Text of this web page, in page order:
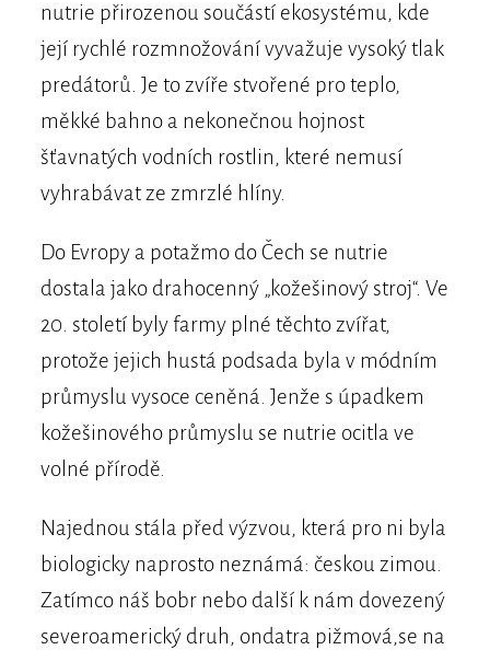
nutrie přirozenou součástí ekosystému, kde
její rychlé rozmnožování vyvažuje vysoký tlak
predátorů. Je to zvíře stvořené pro teplo,
měkké bahno a nekonečnou hojnost
šťavnatých vodních rostlin, které nemusí
vyhrabávat ze zmrzlé hlíny.
Do Evropy a potažmo do Čech se nutrie
dostala jako drahocenný „kožešinový stroj“. Ve
20. století byly farmy plné těchto zvířat,
protože jejich hustá podsada byla v módním
průmyslu vysoce ceněná. Jenže s úpadkem
kožešinového průmyslu se nutrie ocitla ve
volné přírodě.
Najednou stála před výzvou, která pro ni byla
biologicky naprosto neznámá: českou zimou.
Zatímco náš bobr nebo další k nám dovezený
severoamerický druh, ondatra pižmová,se na